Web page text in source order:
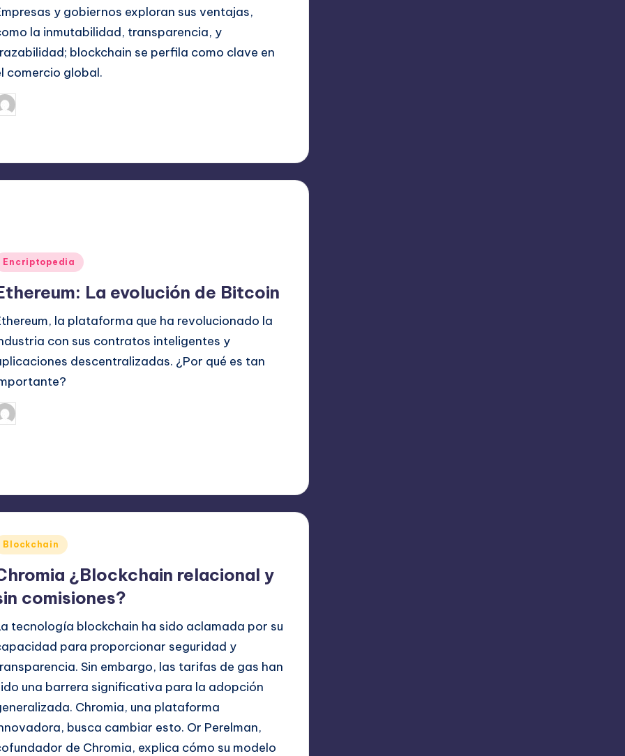
y gobiernos exploran sus ventajas,
la inmutabilidad, transparencia, y
blockchain se perfila como clave en
comercio global.
Encriptopedia
La evolución de Bitcoin
la plataforma que ha revolucionado la
con sus contratos inteligentes y
descentralizadas. ¿Por qué es tan
Blockchain
¿Blockchain relacional y
comisiones?
tecnología blockchain ha sido aclamada por su
para proporcionar seguridad y
Sin embargo, las tarifas de gas han
una barrera significativa para la adopción
Chromia, una plataforma
busca cambiar esto. Or Perelman,
de Chromia, explica cómo su modelo